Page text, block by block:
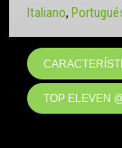
Italiano
TOP ELEVEN